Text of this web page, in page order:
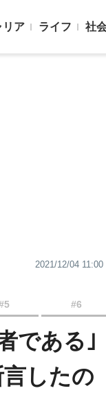
リア ライフ 社
2021/12/04 11:00
#6
である｣
したの